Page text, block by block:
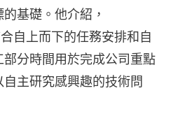
基礎。他介紹，
自上而下的任務安排和自
分時間用於完成公司重點
主研究感興趣的技術問